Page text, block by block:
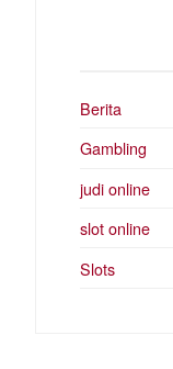
Berita
Gambling
judi online
slot online
Slots